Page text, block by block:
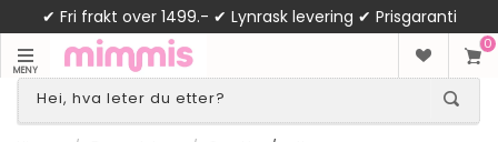
✔ Fri frakt over 1499.- ✔ Lynrask levering ✔ Prisgaranti
MENY
0